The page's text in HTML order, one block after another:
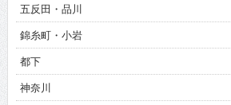
五反田・品川
錦糸町・小岩
都下
神奈川